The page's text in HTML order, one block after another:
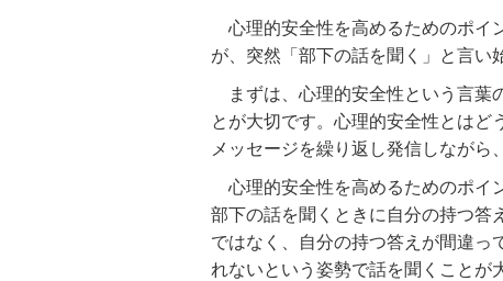
心理的安全性を高めるためのポイ
が、突然「部下の話を聞く」と言い
まずは、心理的安全性という言葉
とが大切です。心理的安全性とはど
メッセージを繰り返し発信しながら
心理的安全性を高めるためのポイ
部下の話を聞くときに自分の持つ答
ではなく、自分の持つ答えが間違っ
れないという姿勢で話を聞くことが